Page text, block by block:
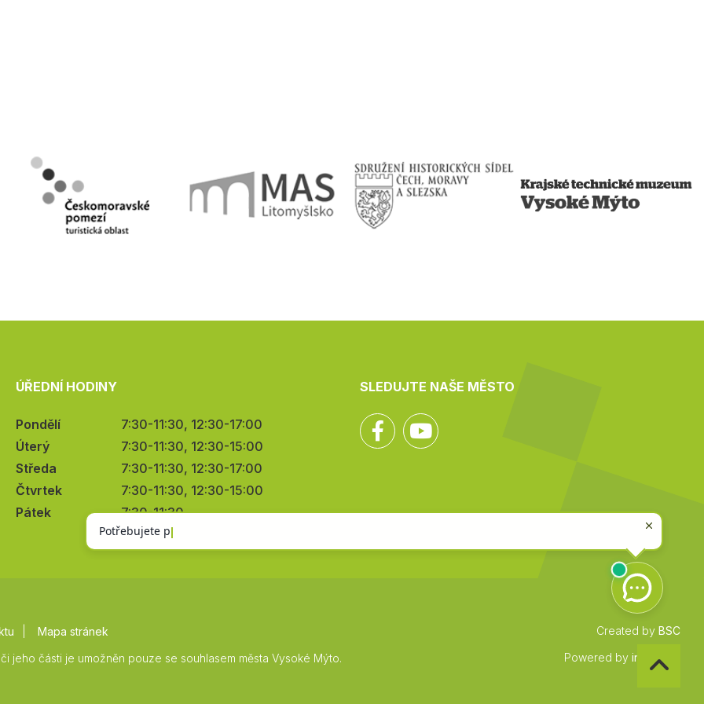
ÚŘEDNÍ HODINY
Pondělí
7:30-11:30, 12:30-17:00
Úterý
7:30-11:30, 12:30-15:00
Středa
7:30-11:30, 12:30-17:00
Čtvrtek
7:30-11:30, 12:30-15:00
Pátek
7:30-11:30
SLEDUJTE NAŠE MĚSTO
Facebook
Mapa stránek
části je umožněn pouze se souhlasem města Vysoké Mýto.
Created by BSC
Powered by infocount
na